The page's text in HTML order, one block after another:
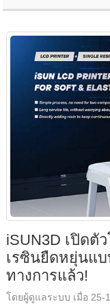
iSUN3D เปิดตั
เรซินยืดหยุ่นแบ
ทางการแล้ว!
โดยผู้ดูแลระบบ เมื่อ 25-